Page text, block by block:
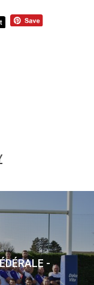
-